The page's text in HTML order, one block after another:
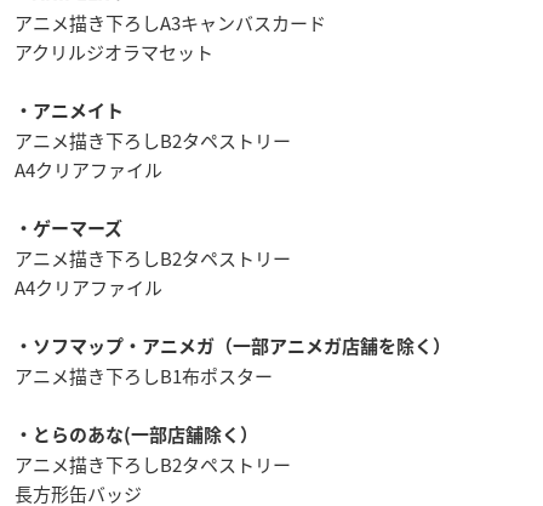
アニメ描き下ろしA3キャンバスカード
アクリルジオラマセット
・アニメイト
アニメ描き下ろしB2タペストリー
A4クリアファイル
・ゲーマーズ
アニメ描き下ろしB2タペストリー
A4クリアファイル
・ソフマップ・アニメガ（一部アニメガ店舗を除く）
アニメ描き下ろしB1布ポスター
・とらのあな(一部店舗除く）
アニメ描き下ろしB2タペストリー
長方形缶バッジ